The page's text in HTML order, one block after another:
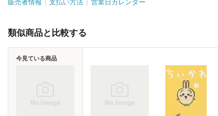
販売者情報 支払い方法 営業日カレンダー
類似商品と比較する
今見ている商品